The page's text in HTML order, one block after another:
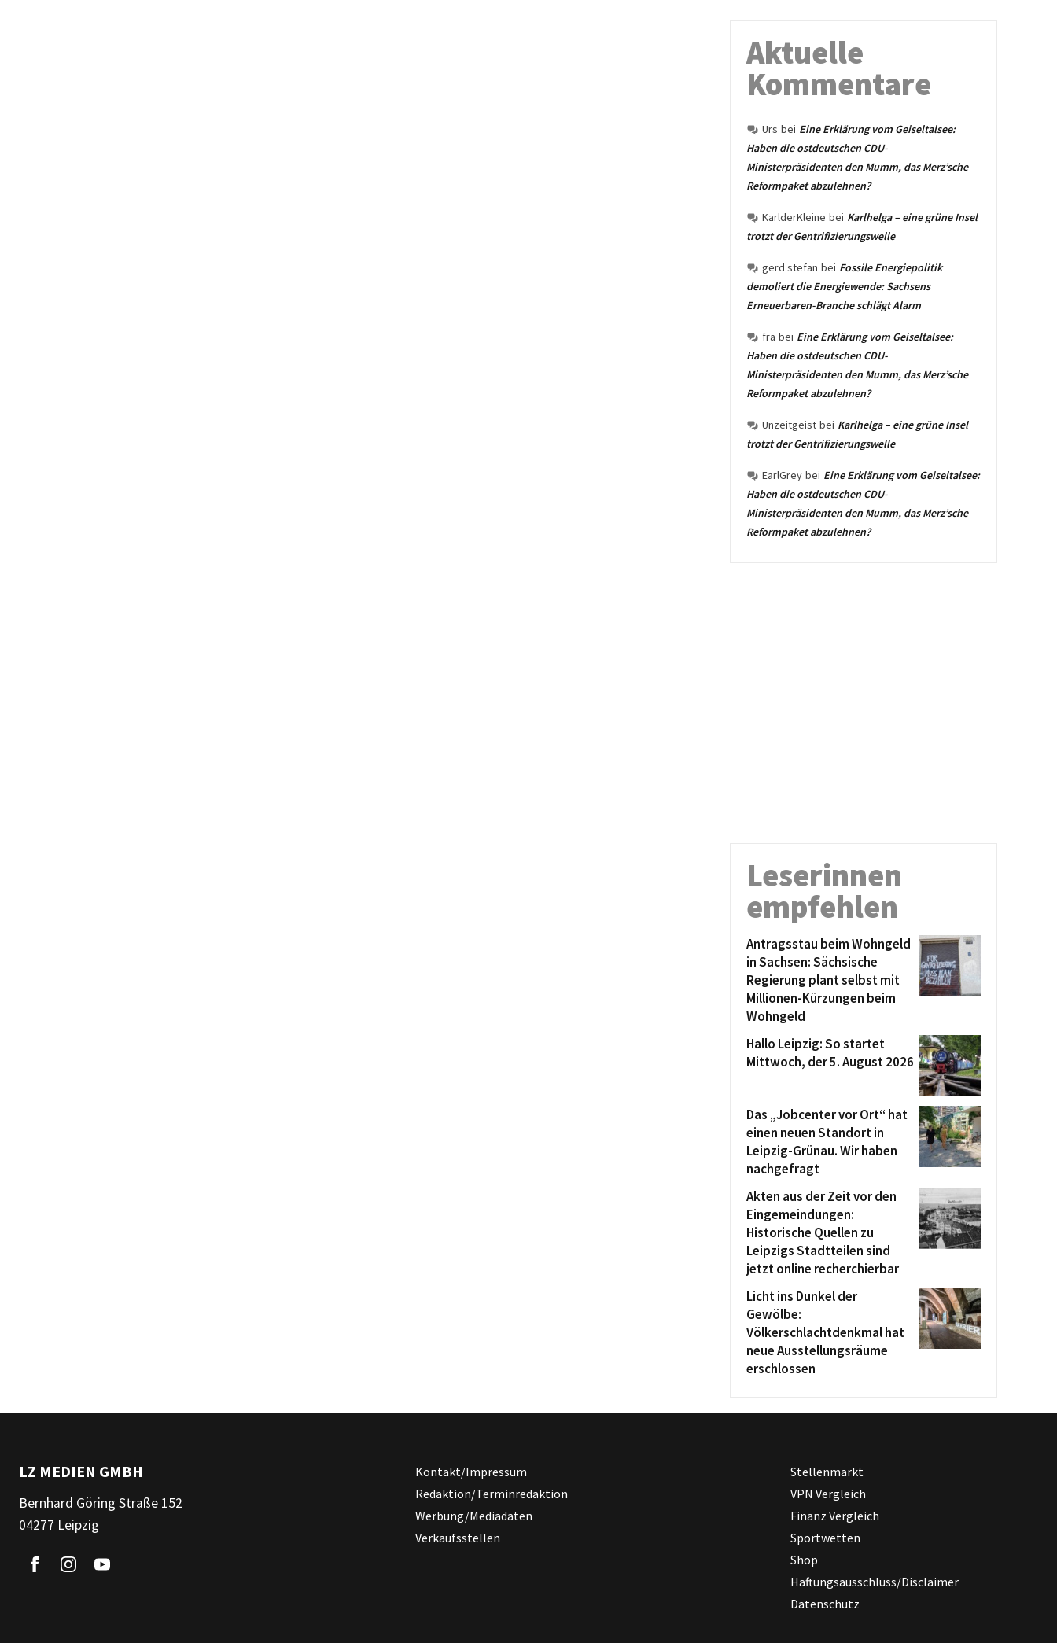
Aktuelle
Kommentare
Urs bei Eine Erklärung vom Geiseltalsee:
Haben die ostdeutschen CDU-
Ministerpräsidenten den Mumm, das Merz’sche
Reformpaket abzulehnen?
KarlderKleine bei Karlhelga – eine grüne Insel
trotzt der Gentrifizierungswelle
gerd stefan bei Fossile Energiepolitik
demoliert die Energiewende: Sachsens
Erneuerbaren-Branche schlägt Alarm
fra bei Eine Erklärung vom Geiseltalsee:
Haben die ostdeutschen CDU-
Ministerpräsidenten den Mumm, das Merz’sche
Reformpaket abzulehnen?
Unzeitgeist bei Karlhelga – eine grüne Insel
trotzt der Gentrifizierungswelle
EarlGrey bei Eine Erklärung vom Geiseltalsee:
Haben die ostdeutschen CDU-
Ministerpräsidenten den Mumm, das Merz’sche
Reformpaket abzulehnen?
Leserinnen
empfehlen
Antragsstau beim Wohngeld
in Sachsen: Sächsische
Regierung plant selbst mit
Millionen-Kürzungen beim
Wohngeld
Hallo Leipzig: So startet
Mittwoch, der 5. August 2026
Das „Jobcenter vor Ort“ hat
einen neuen Standort in
Leipzig-Grünau. Wir haben
nachgefragt
Akten aus der Zeit vor den
Eingemeindungen:
Historische Quellen zu
Leipzigs Stadtteilen sind
jetzt online recherchierbar
Licht ins Dunkel der
Gewölbe:
Völkerschlachtdenkmal hat
neue Ausstellungsräume
erschlossen
LZ MEDIEN GMBH
Bernhard Göring Straße 152
04277 Leipzig
Kontakt/Impressum
Redaktion/Terminredaktion
Werbung/Mediadaten
Verkaufsstellen
Stellenmarkt
VPN Vergleich
Finanz Vergleich
Sportwetten
Shop
Haftungsausschluss/Disclaimer
Datenschutz